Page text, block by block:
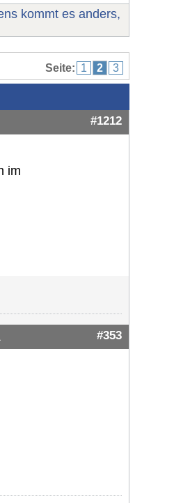
kommt es anders,
Seite: 1 2 3
#1212
im
#353